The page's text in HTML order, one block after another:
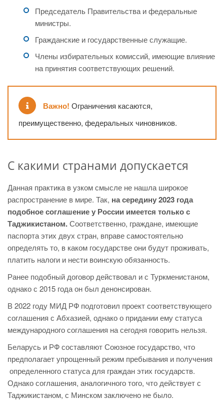
Председатель Правительства и федеральные
министры.
Гражданские и государственные служащие.
Члены избирательных комиссий, имеющие влияние
на принятия соответствующих решений.
Важно! Ограничения касаются,
преимущественно, федеральных чиновников.
С какими странами допускается
Данная практика в узком смысле не нашла широкое
распространение в мире. Так, на середину 2023 года
подобное соглашение у России имеется только с
Таджикистаном.Соответственно, граждане, имеющие
паспорта этих двух стран, вправе самостоятельно
определять то, в каком государстве они будут проживать,
платить налоги и нести воинскую обязанность.
Ранее подобный договор действовал и с Туркменистаном,
однако с 2015 года он был денонсирован.
В 2022 году МИД РФ подготовил проект соответствующего
соглашения с Абхазией, однако о придании ему статуса
международного соглашения на сегодня говорить нельзя.
Беларусь и РФ составляют Союзное государство, что
предполагает упрощенный режим пребывания и получения
определенного статуса для граждан этих государств.
Однако соглашения, аналогичного того, что действует с
Таджикистаном, с Минском заключено не было.